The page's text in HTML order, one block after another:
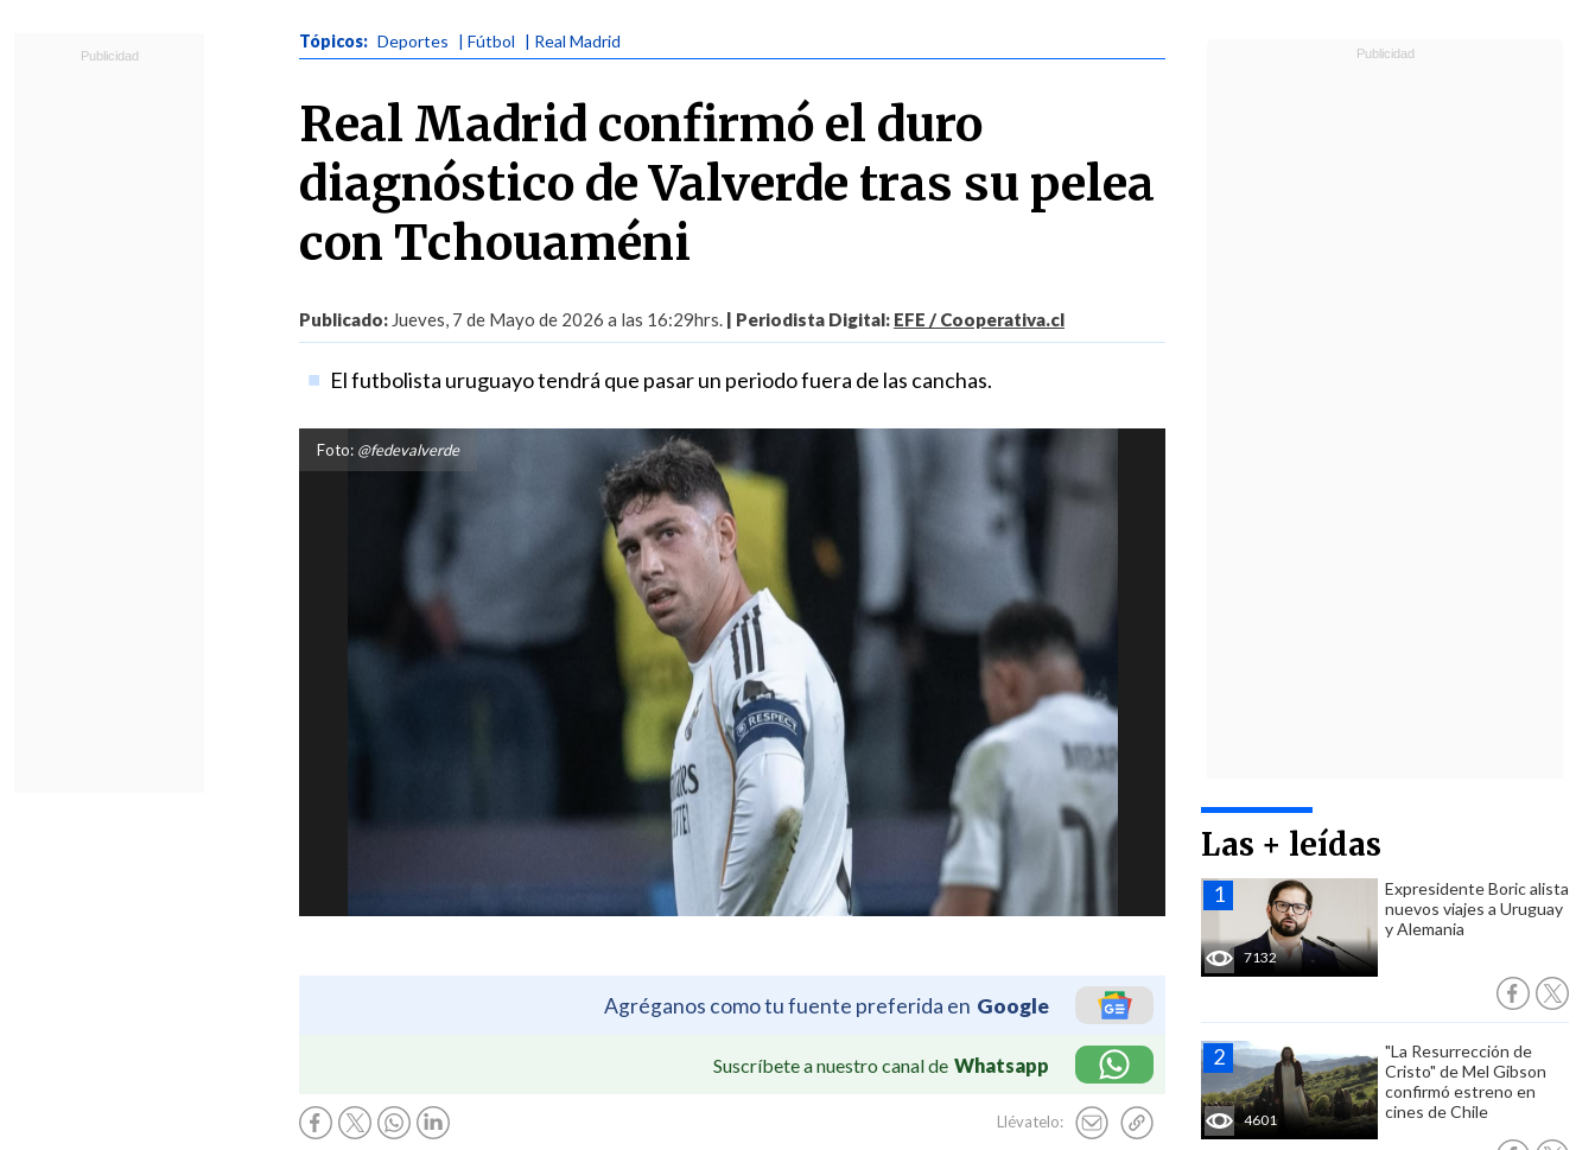
Tópicos: Deportes | Fútbol | Real Madrid
Real Madrid confirmó el duro
diagnóstico de Valverde tras su pelea
con Tchouaméni
Publicado: Jueves, 7 de Mayo de 2026 a las 16:29hrs. | Periodista Digital: EFE / Cooperativa.cl
El futbolista uruguayo tendrá que pasar un periodo fuera de las canchas.
Foto: @fedevalverde
Agréganos como tu fuente preferida en Google
Suscríbete a nuestro canal de Whatsapp
Llévatelo:
Las + leídas
7132
Expresidente Boric alista
nuevos viajes a Uruguay
y Alemania
4601
"La Resurrección de
Cristo" de Mel Gibson
confirmó estreno en
cines de Chile